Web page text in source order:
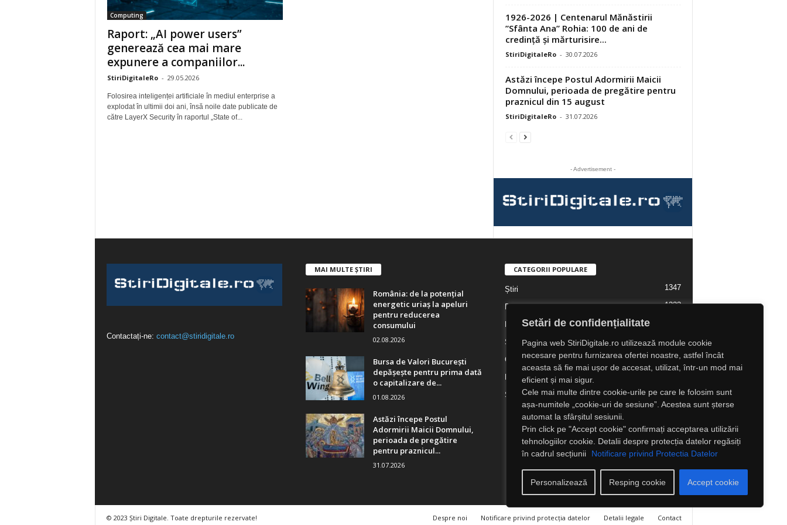
Setări de confidențialitate
Pagina web StiriDigitale.ro utilizează module cookie
necesare pentru furnizarea ofertei noastre, astfel încât
aceasta să fie mai ușor de accesat, utilizat, într-un mod mai
eficient și mai sigur.
Cele mai multe dintre cookie-urile pe care le folosim sunt
așa-numitele „cookie-uri de sesiune”. Acestea sunt șterse
automat la sfârșitul sesiunii.
Prin click pe "Accept cookie" confirmați acceptarea utilizării
tehnologiilor cookie. Detalii despre protecția datelor regăsiți
în cadrul secțiunii
Notificare privind Protectia Datelor
Personalizează Resping cookie Accept cookie
Computing
Raport: „AI power users”
generează cea mai mare
expunere a companiilor...
StiriDigitaleRo - 29.05.2026
Folosirea inteligenței artificiale în mediul enterprise a
explodat în ultimii doi ani, însă noile date publicate de
către LayerX Security în raportul „State of...
1926-2026 | Centenarul Mănăstirii
”Sfânta Ana” Rohia: 100 de ani de
credință și mărturisire...
StiriDigitaleRo - 30.07.2026
Astăzi începe Postul Adormirii Maicii
Domnului, perioada de pregătire pentru
praznicul din 15 august
StiriDigitaleRo - 31.07.2026
- Advertisement -
Contactați-ne: contact@stiridigitale.ro
MAI MULTE ȘTIRI
România: de la potențial
energetic uriaș la apeluri
pentru reducerea
consumului
02.08.2026
Bursa de Valori București
depășește pentru prima dată
o capitalizare de...
01.08.2026
Astăzi începe Postul
Adormirii Maicii Domnului,
perioada de pregătire
pentru praznicul...
31.07.2026
CATEGORII POPULARE
Știri 1347
Digital Lifestyle 1323
Digital
Societate 1216
Cultură 825
Religie
Știri Externe 525
Despre noi Notificare privind protecția datelor Detalii legale Contact
© 2023 Știri Digitale. Toate drepturile rezervate!